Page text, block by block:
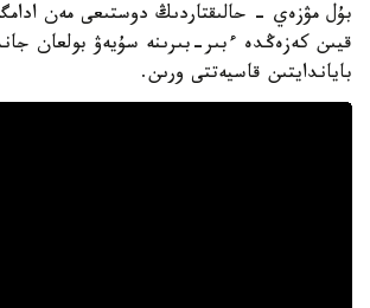
بۇل مۋزەي - حالىقتاردىڭ دوستىعى مەن
قيىن كەزەڭدە ءبىر-بىرىنە سۇيەۋ بولعان
باياندايتىن قاسيەتتى ورىن.